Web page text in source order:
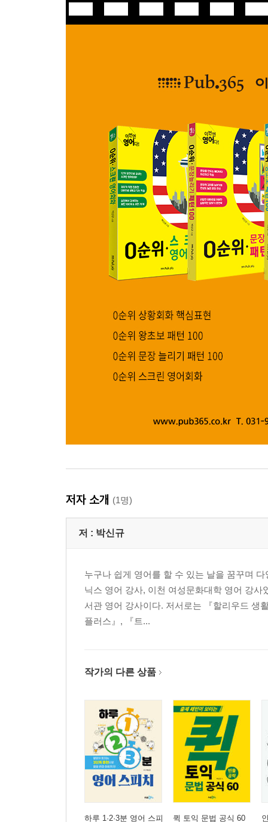
저자 소개 (1명)
저 : 박신규
누구나 쉽게 영어를 할 수 있는 날을 꿈꾸며
닉스 영어 강사, 이천 여성문화대학 영어 강
서관 영어 강사이다. 저서로는 『할리우드 생
플러스』, 『트...
작가의 다른 상품
하루 1·2·3분 영어 스피
퀵 토익 문법 공식 60